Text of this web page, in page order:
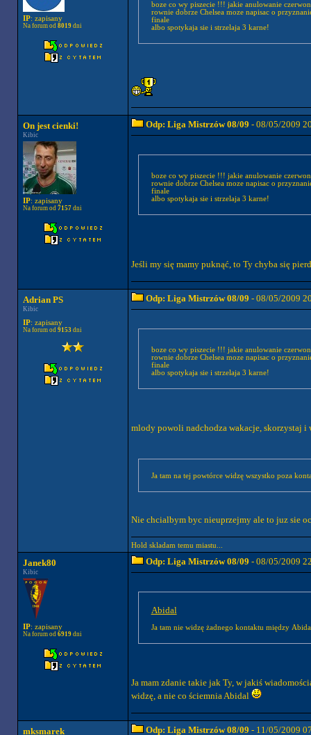
IP: zapisany
Na forum od 8019dni
boze co wy piszecie !!! jakie anulowanie
rownie dobrze Chelsea moze napisac o
finale
albo spotykaja sie i strzelaja 3 karne!
On jest cienki!
Kibic
IP: zapisany
Na forum od 7157dni
Odp: Liga Mistrzów 08/09 - 08/05/2009
boze co wy piszecie !!! jakie anulowanie
rownie dobrze Chelsea moze napisac o
finale
albo spotykaja sie i strzelaja 3 karne!
Jeśli my się mamy puknąć, to Ty chyba się
Adrian PS
Kibic
IP: zapisany
Na forum od 9153 dni
Odp: Liga Mistrzów 08/09 - 08/05/2009
boze co wy piszecie !!! jakie anulowanie
rownie dobrze Chelsea moze napisac o
finale
albo spotykaja sie i strzelaja 3 karne!
mlody powoli nadchodza wakacje, skorzystaj i
Ja tam na tej powtórce widzę wszystko poza
Nie chcialbym byc nieuprzejmy ale to juz sie
Hold skladam temu miastu...
Janek80
Kibic
IP: zapisany
Na forum od 6919dni
Odp: Liga Mistrzów 08/09 - 08/05/2009
Abidal
Ja tam nie widzę żadnego kontaktu między
Ja mam zdanie takie jak Ty, w jakiś
widzę, a nie co ściemnia Abidal
mksmarek Odp: Liga Mistrzów 08/09 - 11/05/2009